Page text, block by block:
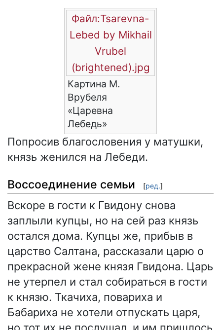
Файл:Tsarevna-
Lebed by Mikhail
Vrubel
(brightened).jpg
Картина М.
Врубеля
«Царевна
Лебедь»
Попросив благословения у матушки,
князь женился на Лебеди.
Воссоединение семьи [ред.]
Вскоре в гости к Гвидону снова
заплыли купцы, но на сей раз князь
остался дома. Купцы же, прибыв в
царство Салтана, рассказали царю о
прекрасной жене князя Гвидона. Царь
не утерпел и стал собираться в гости
к князю. Ткачиха, повариха и
Бабариха не хотели отпускать царя,